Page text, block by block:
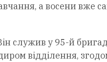
а восени вже
служив у 95-й
відділення,